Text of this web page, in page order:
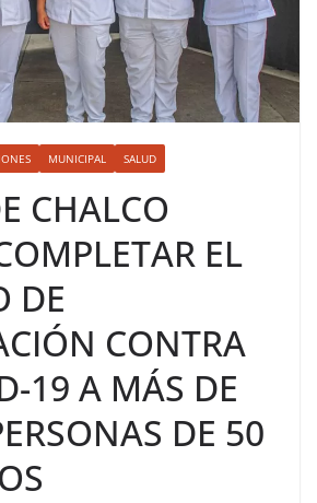
MUNICIPAL SALUD
CHALCO
EL
DE
CONTRA
19 A MÁS DE
DE 50